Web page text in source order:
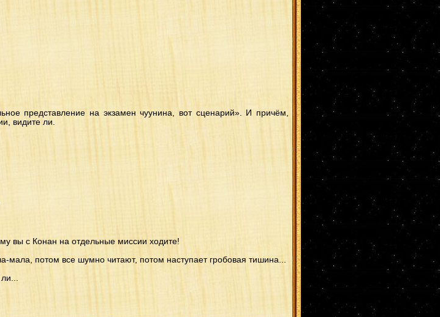
представление на экзамен чуунина, вот сценарий». И причём,
видите ли.
вы с Конан на отдельные миссии ходите!
мала, потом все шумно читают, потом наступает гробовая тишина...